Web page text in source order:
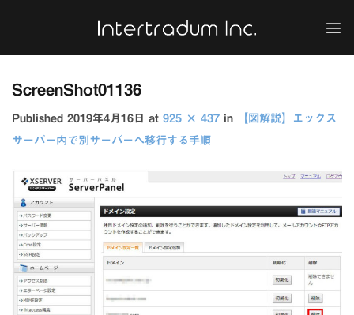
content
ScreenShot01136
Published 2019年4月16日 at 925 × 437 in
【図解説】エックス
サーバー内で別サーバーへ移行する手順